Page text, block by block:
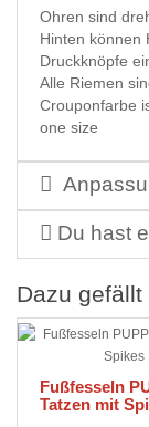
Ohren sind
Hinten können
Druckknöpfe
Alle Riemen
Crouponfarbe
one size
Du hast
Dazu gefällt
Fußfesseln
Tatzen mit